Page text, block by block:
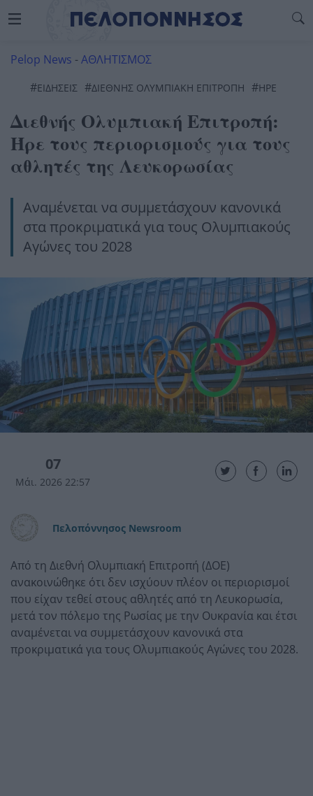
Pelop News -ΑΘΛΗΤΙΣΜΟΣ
#ΕΙΔΗΣΕΙΣ #ΔΙΕΘΝΉΣ ΟΛΥΜΠΙΑΚΉ ΕΠΙΤΡΟΠΉ #ΗΡΕ
Διεθνής Ολυμπιακή Επιτροπή:
Ήρε τους περιορισμούς για τους
αθλητές της Λευκορωσίας
Αναμένεται να συμμετάσχουν κανονικά
στα προκριματικά για τους Ολυμπιακούς
Αγώνες του 2028
07
Μάι. 2026 22:57
Πελοπόννησος Newsroom
Από τη Διεθνή Ολυμπιακή Επιτροπή (ΔΟΕ)
ανακοινώθηκε ότι δεν ισχύουν πλέον οι περιορισμοί
που είχαν τεθεί στους αθλητές από τη Λευκορωσία,
μετά τον πόλεμο της Ρωσίας με την Ουκρανία και έτσι
αναμένεται να συμμετάσχουν κανονικά στα
προκριματικά για τους Ολυμπιακούς Αγώνες του 2028.